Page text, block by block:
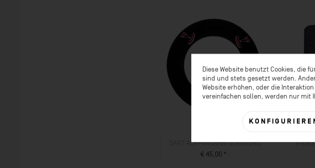
DART AUFFANGRING SURROUND
€ 45,00 *
Diese Website benutzt Cookies, die
sind und stets gesetzt werden.
Website erhöhen, oder die
vereinfachen sollen, werden nur mit